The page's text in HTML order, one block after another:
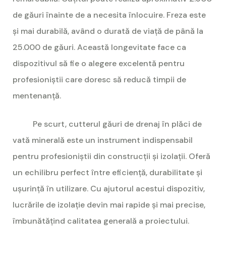
de găuri înainte de a necesita înlocuire. Freza este
și mai durabilă, având o durată de viață de până la
25.000 de găuri. Această longevitate face ca
dispozitivul să fie o alegere excelentă pentru
profesioniștii care doresc să reducă timpii de
mentenanță.
Pe scurt, cutterul găuri de drenaj în plăci de
vată minerală este un instrument indispensabil
pentru profesioniștii din construcții și izolații. Oferă
un echilibru perfect între eficiență, durabilitate și
ușurință în utilizare. Cu ajutorul acestui dispozitiv,
lucrările de izolație devin mai rapide și mai precise,
îmbunătățind calitatea generală a proiectului.